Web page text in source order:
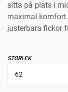
sitta på plats i
maximal
justerbara fickor
STORLEK